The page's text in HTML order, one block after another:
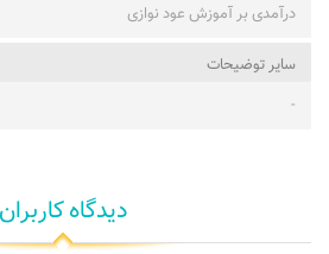
درآمدی بر آموزش عود نوازی
ساير توضيحات
-
دیدگاه کاربران